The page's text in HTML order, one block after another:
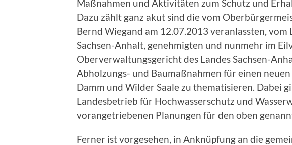
Maßnahmen und Aktivitäten zum Schutz und
Dazu zählt ganz akut sind die vom
Bernd Wiegand am 12.07.2013 veranlassten,
Sachsen-Anhalt, genehmigten und nunmehr im
Oberverwaltungsgericht des Landes Sachsen-
Abholzungs- und Baumaßnahmen für einen
Damm und Wilder Saale zu thematisieren. Dabei
Landesbetrieb für Hochwasserschutz und
vorangetriebenen Planungen für den oben
Ferner ist vorgesehen, in Anknüpfung an die